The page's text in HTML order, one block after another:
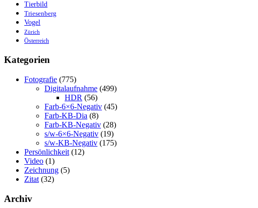
Tierbild
Triesenberg
Vogel
Zürich
Österreich
Kategorien
Fotografie (775)
Digitalaufnahme (499)
HDR (56)
Farb-6×6-Negativ (45)
Farb-KB-Dia (8)
Farb-KB-Negativ (28)
s/w-6×6-Negativ (19)
s/w-KB-Negativ (175)
Persönlichkeit (12)
Video (1)
Zeichnung (5)
Zitat (32)
Archiv